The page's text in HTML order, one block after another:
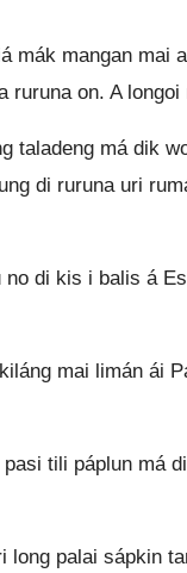
mák mangan mai
on. A
taladeng má dik
di ruruna uri
di kis i balis á
mai limán ái
tili páplun má
long palai sápkin